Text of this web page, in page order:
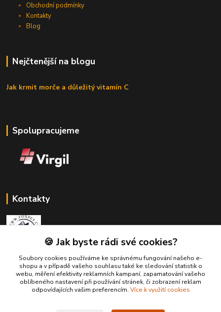
Obchodní podmínky
Kontakty
Blog
Nejčtenější na blogu
Jak krmit morče a důležitý vitamín C
Spolupracujeme
Kontakty
Zákaznická podpora Fox Pet
+420731765216
(Po-Pá, 10-14 hod.)
🍪 Jak byste rádi své cookies?
Soubory cookies používáme ke správnému fungování našeho e-
shopu a v případě vašeho souhlasu také ke sledování statistik o
webu, měření efektivity reklamních kampaní, zapamatování vašeho
oblíbeného nastavení při používání stránek, či zobrazení reklam
odpovídajících vašim preferencím. Více k využití cookies